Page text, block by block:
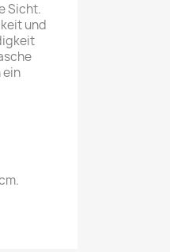
Sicht.
und
ein